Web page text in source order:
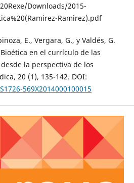
Downloads/2015-
Ramirez).pdf
E., Vergara, G., y Valdés, G.
en el currículo de las
la perspectiva de los
20 (1), 135-142. DOI:
569X2014000100015